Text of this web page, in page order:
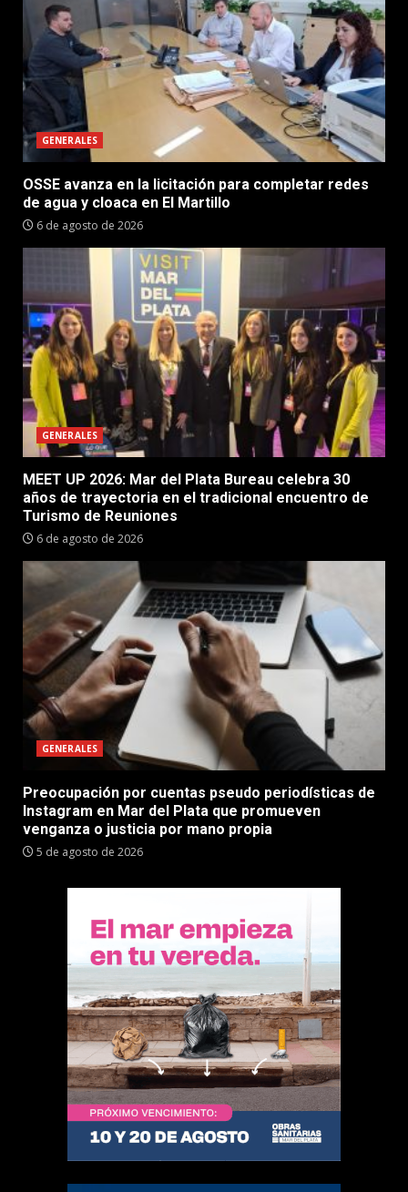
GENERALES
OSSE avanza en la licitación para completar redes
de agua y cloaca en El Martillo
6 de agosto de 2026
GENERALES
MEET UP 2026: Mar del Plata Bureau celebra 30
años de trayectoria en el tradicional encuentro de
Turismo de Reuniones
6 de agosto de 2026
GENERALES
Preocupación por cuentas pseudo periodísticas de
Instagram en Mar del Plata que promueven
venganza o justicia por mano propia
5 de agosto de 2026